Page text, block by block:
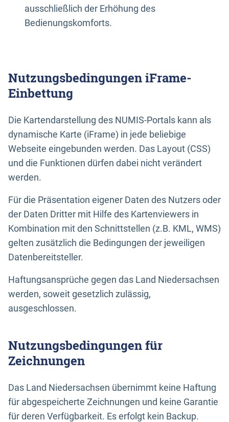
ausschließlich der Erhöhung des
Bedienungskomforts.
Nutzungsbedingungen iFrame-
Einbettung
Die Kartendarstellung des NUMIS-Portals kann als
dynamische Karte (iFrame) in jede beliebige
Webseite eingebunden werden. Das Layout (CSS)
und die Funktionen dürfen dabei nicht verändert
werden.
Für die Präsentation eigener Daten des Nutzers oder
der Daten Dritter mit Hilfe des Kartenviewers in
Kombination mit den Schnittstellen (z.B. KML, WMS)
gelten zusätzlich die Bedingungen der jeweiligen
Datenbereitsteller.
Haftungsansprüche gegen das Land Niedersachsen
werden, soweit gesetzlich zulässig,
ausgeschlossen.
Nutzungsbedingungen für
Zeichnungen
Das Land Niedersachsen übernimmt keine Haftung
für abgespeicherte Zeichnungen und keine Garantie
für deren Verfügbarkeit. Es erfolgt kein Backup.